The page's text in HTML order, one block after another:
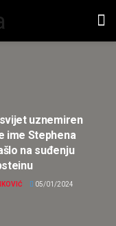
uznemiren
ime Stephena
na suđenju
05/01/2024